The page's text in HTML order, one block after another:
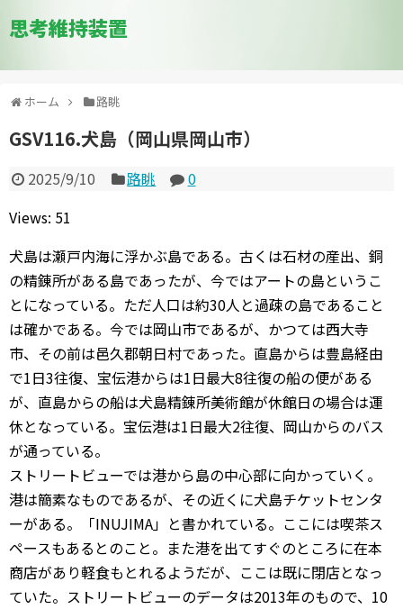
思考維持装置
ホーム 路眺
GSV116.犬島（岡山県岡山市）
2025/9/10 路眺
0
Views: 51
犬島は瀬戸内海に浮かぶ島である。古くは石材の産出、銅
の精錬所がある島であったが、今ではアートの島というこ
とになっている。ただ人口は約30人と過疎の島であること
は確かである。今では岡山市であるが、かつては西大寺
市、その前は邑久郡朝日村であった。直島からは豊島経由
で1日3往復、宝伝港からは1日最大8往復の船の便がある
が、直島からの船は犬島精錬所美術館が休館日の場合は運
休となっている。宝伝港は1日最大2往復、岡山からのバス
が通っている。
ストリートビューでは港から島の中心部に向かっていく。
港は簡素なものであるが、その近くに犬島チケットセンタ
ーがある。「INUJIMA」と書かれている。ここには喫茶ス
ペースもあるとのこと。また港を出てすぐのところに在本
商店があり軽食もとれるようだが、ここは既に閉店となっ
ていた。ストリートビューのデータは2013年のもので、10